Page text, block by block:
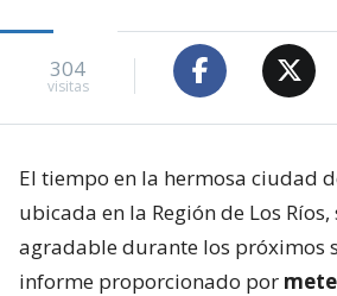
304
visitas
El tiempo en la hermosa ciudad
ubicada en la Región de Los
agradable durante los próximos
informe proporcionado por